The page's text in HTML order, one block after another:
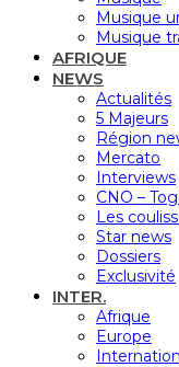
Musique
Musique
AFRIQUE
NEWS
Actualités
5 Majeurs
Région
Mercato
Interviews
CNO –
Les
Star news
Dossiers
Exclusivité
INTER.
Afrique
Europe